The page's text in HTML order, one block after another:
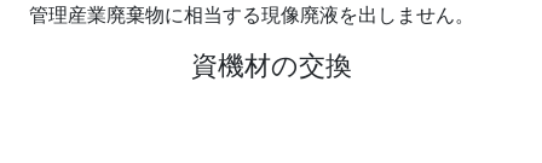
管理産業廃棄物に相当する現像廃液を出しません。
資機材の交換